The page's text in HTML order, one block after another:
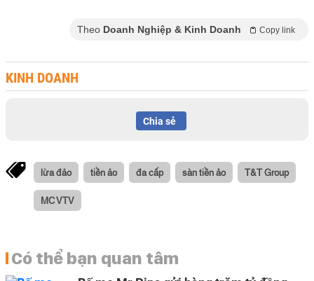
Theo Doanh Nghiệp & Kinh Doanh Copy link
KINH DOANH
Chia sẻ
lừa đảo tiền ảo đa cấp sàn tiền ảo T&T Group
MC VTV
Có thể bạn quan tâm